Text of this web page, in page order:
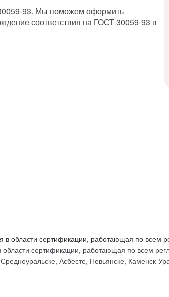
93. Мы поможем оформить
соответствия на ГОСТ 30059-93 в
сертификации, работающая по всем
Асбесте, Невьянске, Каменск-